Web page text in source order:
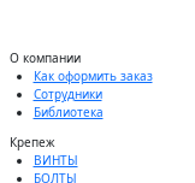
О компании
Как оформить заказ
Сотрудники
Библиотека
Крепеж
ВИНТЫ
БОЛТЫ